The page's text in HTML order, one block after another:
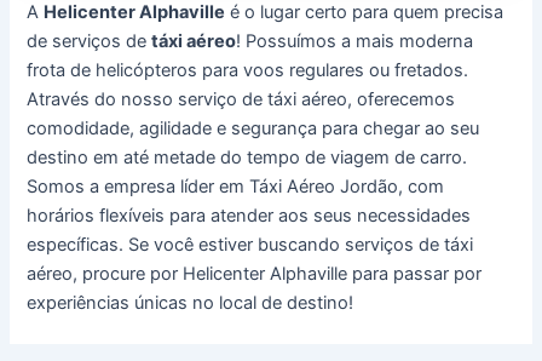
A Helicenter Alphaville é o lugar certo para quem precisa
de serviços detáxi aéreo! Possuímos a mais moderna
frota de helicópteros para voos regulares ou fretados.
Através do nosso serviço de táxi aéreo, oferecemos
comodidade, agilidade e segurança para chegar ao seu
destino em até metade do tempo de viagem de carro.
Somos a empresa líder em Táxi Aéreo Jordão, com
horários flexíveis para atender aos seus necessidades
específicas. Se você estiver buscando serviços de táxi
aéreo, procure por Helicenter Alphaville para passar por
experiências únicas no local de destino!